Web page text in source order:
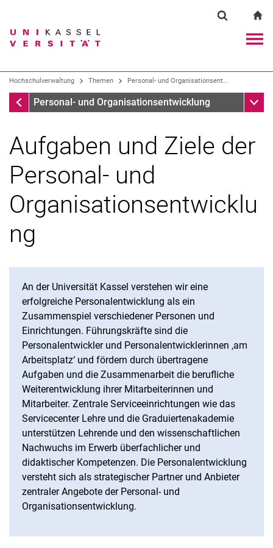
Springe direkt zu: Inhalt
Springe direkt zu: Suche
Springe direkt zu:
Suchbegriff
Suchmaschine
Suchen (öffnet externen Link in einem
Hochschulverwaltung Themen Personal- und Organisationsent...
Personal- und Organisationsentwicklung
Personal- und Organisationsentwicklung
Aufgaben und Ziele der
Personal- und
Organisationsentwicklu
ng
An der Universität Kassel verstehen wir eine
erfolgreiche Personalentwicklung als ein
Zusammenspiel verschiedener Personen und
Einrichtungen. Führungskräfte sind die
Personalentwickler und Personalentwicklerinnen ‚am
Arbeitsplatz‘ und fördern durch übertragene
Aufgaben und die Zusammenarbeit die berufliche
Weiterentwicklung ihrer Mitarbeiterinnen und
Mitarbeiter. Zentrale Serviceeinrichtungen wie das
Servicecenter Lehre und die Graduiertenakademie
unterstützen Lehrende und den wissenschaftlichen
Nachwuchs im Erwerb überfachlicher und
didaktischer Kompetenzen. Die Personalentwicklung
versteht sich als strategischer Partner und Anbieter
zentraler Angebote der Personal- und
Organisationsentwicklung.